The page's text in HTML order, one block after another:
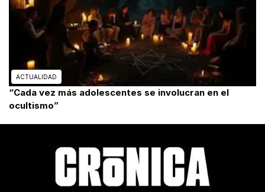
ACTUALIDAD
“Cada vez más adolescentes se involucran en el
ocultismo”